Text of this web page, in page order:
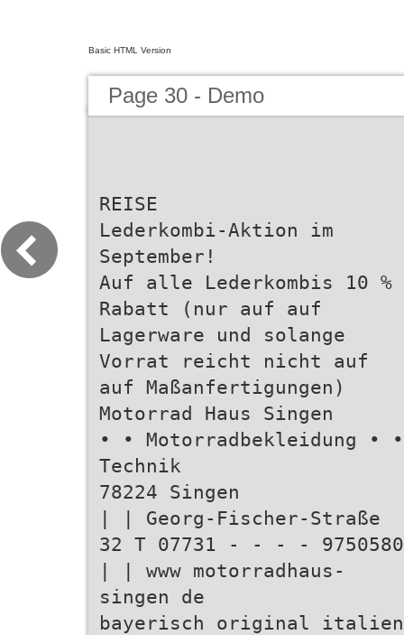
Basic HTML Version
Page 30 - Demo
REISE
Lederkombi-Aktion im
September!
Auf alle Lederkombis 10 %
Rabatt (nur auf auf
Lagerware und solange
Vorrat reicht nicht auf
auf Maßanfertigungen)
Motorrad Haus Singen
• • Motorradbekleidung • •
Technik
78224 Singen
| | Georg-Fischer-Straße
32 T 07731 - - - - 9750580
| | www motorradhaus-
singen de
bayerisch original